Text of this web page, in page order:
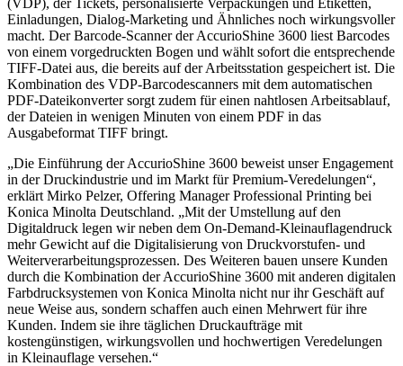
Einladungen, Dialog-Marketing und Ähnliches noch wirkungsvoller
macht. Der Barcode-Scanner der AccurioShine 3600 liest Barcodes
von einem vorgedruckten Bogen und wählt sofort die entsprechende
TIFF-Datei aus, die bereits auf der Arbeitsstation gespeichert ist. Die
Kombination des VDP-Barcodescanners mit dem automatischen
PDF-Dateikonverter sorgt zudem für einen nahtlosen Arbeitsablauf,
der Dateien in wenigen Minuten von einem PDF in das
Ausgabeformat TIFF bringt.
„Die Einführung der AccurioShine 3600 beweist unser Engagement
in der Druckindustrie und im Markt für Premium-Veredelungen“,
erklärt Mirko Pelzer, Offering Manager Professional Printing bei
Konica Minolta Deutschland. „Mit der Umstellung auf den
Digitaldruck legen wir neben dem On-Demand-Kleinauflagendruck
mehr Gewicht auf die Digitalisierung von Druckvorstufen- und
Weiterverarbeitungsprozessen. Des Weiteren bauen unsere Kunden
durch die Kombination der AccurioShine 3600 mit anderen digitalen
Farbdrucksystemen von Konica Minolta nicht nur ihr Geschäft auf
neue Weise aus, sondern schaffen auch einen Mehrwert für ihre
Kunden. Indem sie ihre täglichen Druckaufträge mit
kostengünstigen, wirkungsvollen und hochwertigen Veredelungen
in Kleinauflage versehen.“